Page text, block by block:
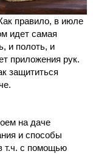
правило, в июле
идет самая
и полоть, и
приложения рук.
защититься
на даче
и способы
т.ч. с помощью